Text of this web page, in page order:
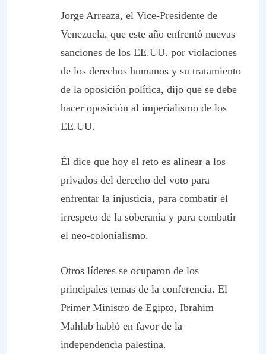
Jorge Arreaza, el Vice-Presidente de
Venezuela, que este año enfrentó nuevas
sanciones de los EE.UU. por violaciones
de los derechos humanos y su tratamiento
de la oposición política, dijo que se debe
hacer oposición al imperialismo de los
EE.UU.
Él dice que hoy el reto es alinear a los
privados del derecho del voto para
enfrentar la injusticia, para combatir el
irrespeto de la soberanía y para combatir
el neo-colonialismo.
Otros líderes se ocuparon de los
principales temas de la conferencia. El
Primer Ministro de Egipto, Ibrahim
Mahlab habló en favor de la
independencia palestina.